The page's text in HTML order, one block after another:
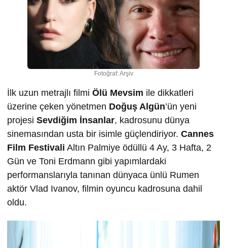
Fotoğraf: Arşiv
İlk uzun metrajlı filmi Ölü Mevsim ile dikkatleri
üzerine çeken yönetmen Doğuş Algün’ün yeni
projesi Sevdiğim İnsanlar, kadrosunu dünya
sinemasından usta bir isimle güçlendiriyor. Cannes
Film Festivali Altın Palmiye ödüllü 4 Ay, 3 Hafta, 2
Gün ve Toni Erdmann gibi yapımlardaki
performanslarıyla tanınan dünyaca ünlü Rumen
aktör Vlad Ivanov, filmin oyuncu kadrosuna dahil
oldu.